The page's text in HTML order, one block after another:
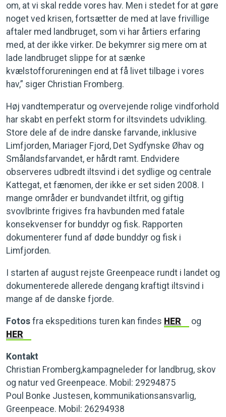
om, at vi skal redde vores hav. Men i stedet for at gøre
noget ved krisen, fortsætter de med at lave frivillige
aftaler med landbruget, som vi har årtiers erfaring
med, at der ikke virker. De bekymrer sig mere om at
lade landbruget slippe for at sænke
kvælstofforureningen end at få livet tilbage i vores
hav,” siger Christian Fromberg.
Høj vandtemperatur og overvejende rolige vindforhold
har skabt en perfekt storm for iltsvindets udvikling.
Store dele af de indre danske farvande, inklusive
Limfjorden, Mariager Fjord, Det Sydfynske Øhav og
Smålandsfarvandet, er hårdt ramt. Endvidere
observeres udbredt iltsvind i det sydlige og centrale
Kattegat, et fænomen, der ikke er set siden 2008. I
mange områder er bundvandet iltfrit, og giftig
svovlbrinte frigives fra havbunden med fatale
konsekvenser for bunddyr og fisk. Rapporten
dokumenterer fund af døde bunddyr og fisk i
Limfjorden.
I starten af august rejste Greenpeace rundt i landet og
dokumenterede allerede dengang kraftigt iltsvind i
mange af de danske fjorde.
Fotos fra ekspeditions turen kan findes HER
og
HER
Kontakt
Christian Fromberg,kampagneleder for landbrug, skov
og natur ved Greenpeace. Mobil: 29294875
Poul Bonke Justesen, kommunikationsansvarlig,
Greenpeace. Mobil: 26294938